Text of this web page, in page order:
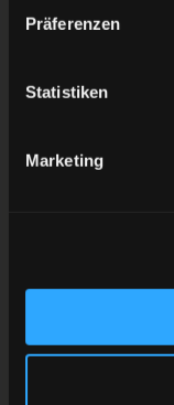
Präferenzen
Statistiken
Marketing